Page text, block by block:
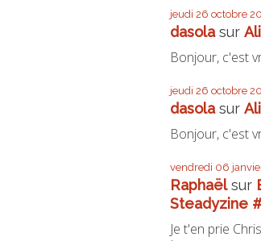
jeudi 26 octobre
dasolasur
Bonjour, c'est
jeudi 26 octobre
dasolasur
Bonjour, c'est
vendredi 06
Raphaëlsur
Steadyzine
Je t'en prie